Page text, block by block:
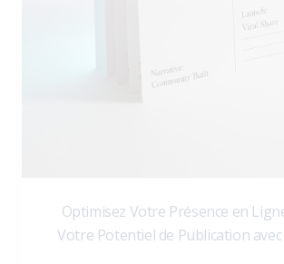
Optimisez Votre Présence en
Votre Potentiel de Publication